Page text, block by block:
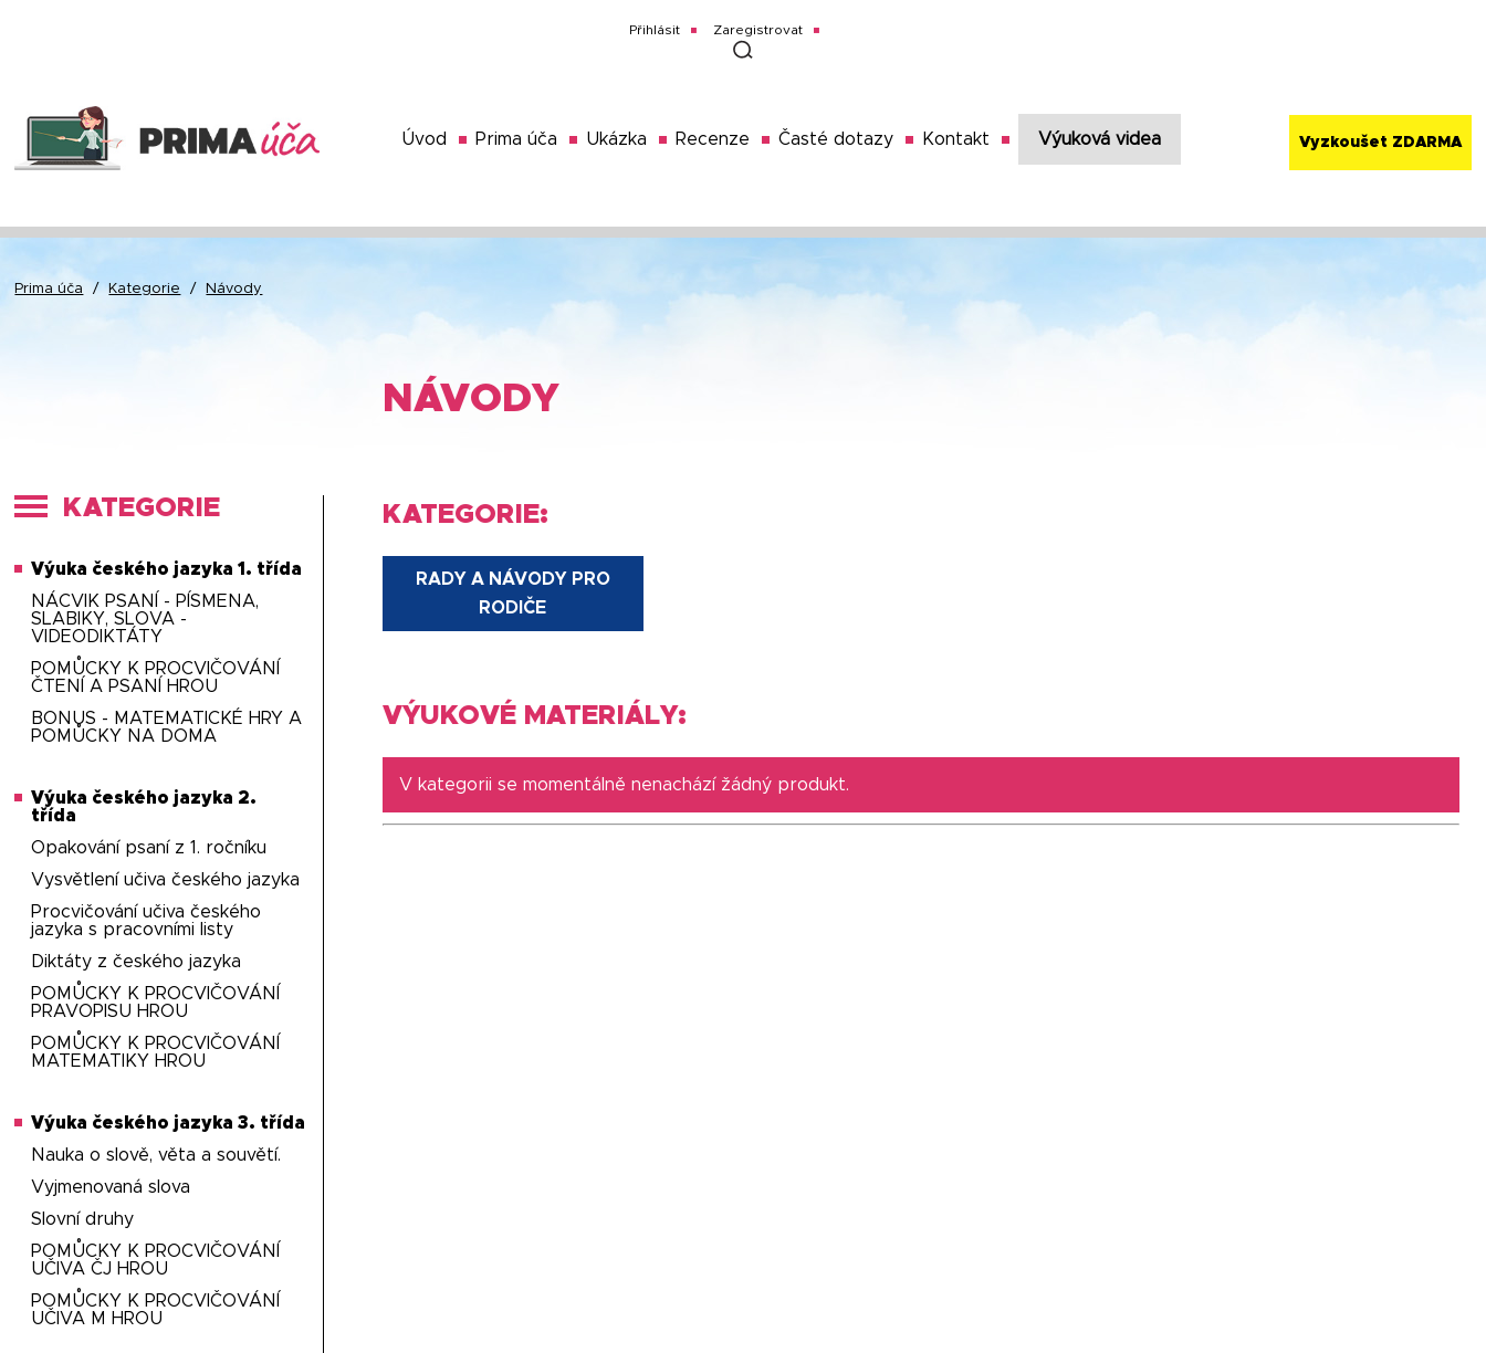
Přihlásit Zaregistrovat
Úvod Prima úča Ukázka Recenze Časté dotazy Kontakt Výuková videa Vyzkoušet ZDARMA
Prima úča / Kategorie / Návody
KATEGORIE
Výuka českého jazyka 1. třída
NÁCVIK PSANÍ - PÍSMENA,
SLABIKY, SLOVA -
VIDEODIKTÁTY
POMŮCKY K PROCVIČOVÁNÍ
ČTENÍ A PSANÍ HROU
BONUS - MATEMATICKÉ HRY A
POMŮCKY NA DOMA
Výuka českého jazyka 2.
třída
Opakování psaní z 1. ročníku
Vysvětlení učiva českého jazyka
Procvičování učiva českého
jazyka s pracovními listy
Diktáty z českého jazyka
POMŮCKY K PROCVIČOVÁNÍ
PRAVOPISU HROU
POMŮCKY K PROCVIČOVÁNÍ
MATEMATIKY HROU
Výuka českého jazyka 3. třída
Nauka o slově, věta a souvětí.
Vyjmenovaná slova
Slovní druhy
POMŮCKY K PROCVIČOVÁNÍ
UČIVA ČJ HROU
POMŮCKY K PROCVIČOVÁNÍ
UČIVA M HROU
NÁVODY
KATEGORIE:
RADY A NÁVODY PRO
RODIČE
VÝUKOVÉ MATERIÁLY:
V kategorii se momentálně nenachází žádný produkt.